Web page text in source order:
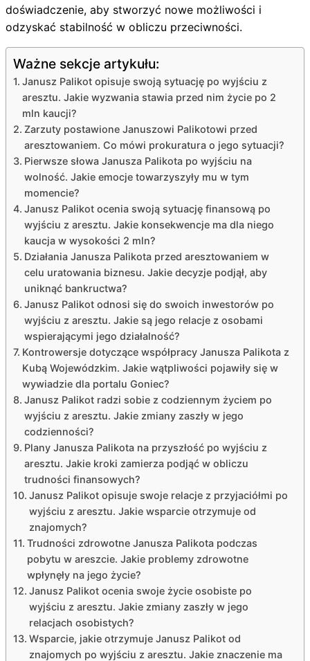
doświadczenie, aby stworzyć nowe możliwości i
odzyskać stabilność w obliczu przeciwności.
Ważne sekcje artykułu:
Janusz Palikot opisuje swoją sytuację po wyjściu z
aresztu. Jakie wyzwania stawia przed nim życie po 2
mln kaucji?
Zarzuty postawione Januszowi Palikotowi przed
aresztowaniem. Co mówi prokuratura o jego sytuacji?
Pierwsze słowa Janusza Palikota po wyjściu na
wolność. Jakie emocje towarzyszyły mu w tym
momencie?
Janusz Palikot ocenia swoją sytuację finansową po
wyjściu z aresztu. Jakie konsekwencje ma dla niego
kaucja w wysokości 2 mln?
Działania Janusza Palikota przed aresztowaniem w
celu uratowania biznesu. Jakie decyzje podjął, aby
uniknąć bankructwa?
Janusz Palikot odnosi się do swoich inwestorów po
wyjściu z aresztu. Jakie są jego relacje z osobami
wspierającymi jego działalność?
Kontrowersje dotyczące współpracy Janusza Palikota z
Kubą Wojewódzkim. Jakie wątpliwości pojawiły się w
wywiadzie dla portalu Goniec?
Janusz Palikot radzi sobie z codziennym życiem po
wyjściu z aresztu. Jakie zmiany zaszły w jego
codzienności?
Plany Janusza Palikota na przyszłość po wyjściu z
aresztu. Jakie kroki zamierza podjąć w obliczu
trudności finansowych?
Janusz Palikot opisuje swoje relacje z przyjaciółmi po
wyjściu z aresztu. Jakie wsparcie otrzymuje od
znajomych?
Trudności zdrowotne Janusza Palikota podczas
pobytu w areszcie. Jakie problemy zdrowotne
wpłynęły na jego życie?
Janusz Palikot ocenia swoje życie osobiste po
wyjściu z aresztu. Jakie zmiany zaszły w jego
relacjach osobistych?
Wsparcie, jakie otrzymuje Janusz Palikot od
znajomych po wyjściu z aresztu. Jakie znaczenie ma